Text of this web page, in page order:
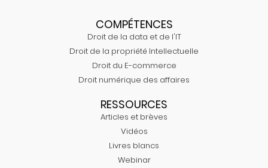
COMPÉTENCES
Droit de la data et de l'IT
Droit de la propriété Intellectuelle
Droit du E-commerce
Droit numérique des affaires
RESSOURCES
Articles et brèves
Vidéos
Livres blancs
Webinar